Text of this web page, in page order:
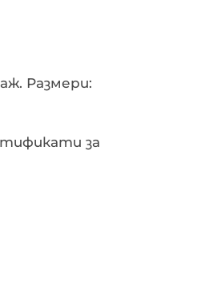
Размери:
за